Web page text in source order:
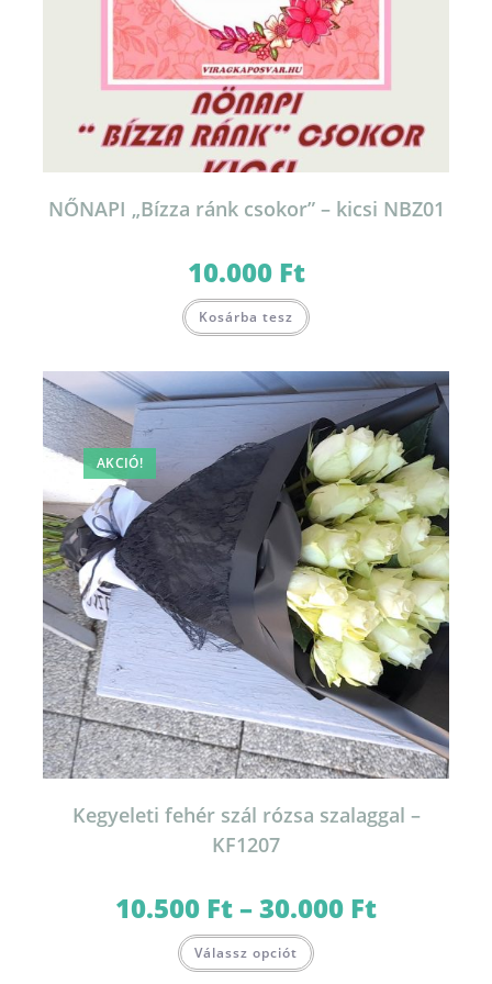
NŐNAPI „Bízza ránk csokor” – kicsi NBZ01
10.000 Ft
Kosárba tesz
AKCIÓ!
Kegyeleti fehér szál rózsa szalaggal –
KF1207
10.500 Ft–30.000 Ft10.500 Ft
Válassz opciót a